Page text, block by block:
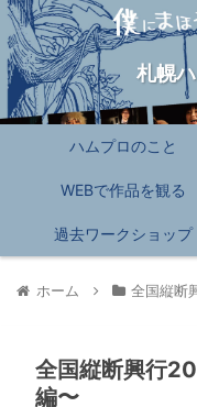
札幌
ハムプロのこと
WEBで作品を観る
過去ワークショップ
ホーム 全国縦断
全国縦断興行
編〜